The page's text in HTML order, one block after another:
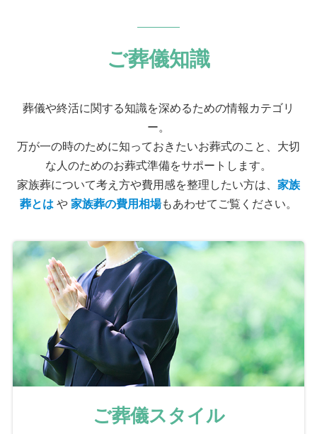
ご葬儀知識
葬儀や終活に関する知識を深めるための情報カテゴリ
ー。
万が一の時のために知っておきたいお葬式のこと、大切
な人のためのお葬式準備をサポートします。
家族葬について考え方や費用感を整理したい方は、 家族
葬とはや家族葬の費用相場もあわせてご覧ください。
ご葬儀スタイル